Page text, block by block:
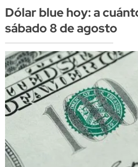
Dólar blue hoy: a
sábado 8 de agosto